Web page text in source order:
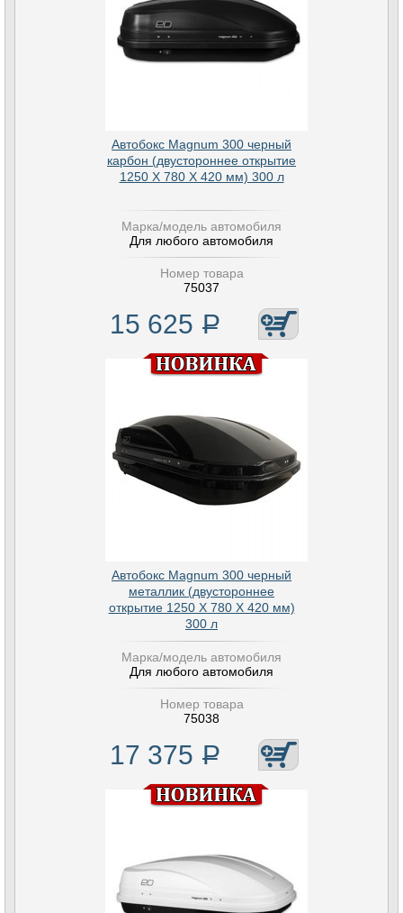
Автобокс Magnum 300 черный
карбон (двустороннее открытие
1250 Х 780 Х 420 мм) 300 л
Марка/модель автомобиля
Для любого автомобиля
Номер товара
75037
15 625 Р
Автобокс Magnum 300 черный
металлик (двустороннее
открытие 1250 Х 780 Х 420 мм)
300 л
Марка/модель автомобиля
Для любого автомобиля
Номер товара
75038
17 375 Р